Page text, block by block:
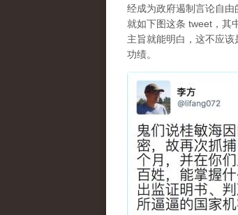
经成为政府遏制言论自由
就如下图这条 tweet，其
主旨就能明白，这不应
功绩。